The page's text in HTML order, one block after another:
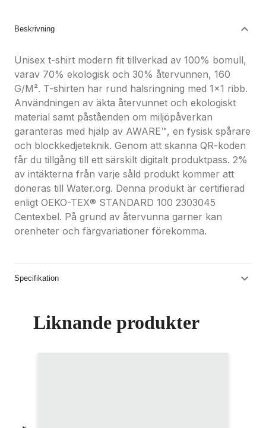
Beskrivning
Unisex t-shirt modern fit tillverkad av 100% bomull,
varav 70% ekologisk och 30% återvunnen, 160
G/M². T-shirten har rund halsringning med 1x1 ribb.
Användningen av äkta återvunnet och ekologiskt
material samt påståenden om miljöpåverkan
garanteras med hjälp av AWARE™, en fysisk spårare
och blockkedjeteknik. Genom att skanna QR-koden
får du tillgång till ett särskilt digitalt produktpass. 2%
av intäkterna från varje såld produkt kommer att
doneras till Water.org. Denna produkt är certifierad
enligt OEKO-TEX® STANDARD 100 2303045
Centexbel. På grund av återvunna garner kan
orenheter och färgvariationer förekomma.
Specifikation
Liknande produkter